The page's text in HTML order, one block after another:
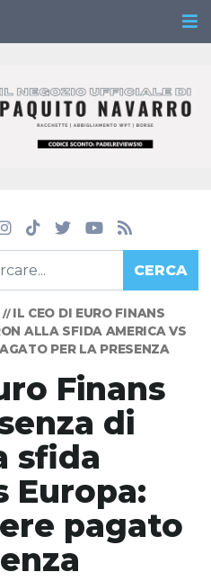
CERCA
// IL CEO DI EURO FINANS
ALLA SFIDA AMERICA VS
PER LA PRESENZA
Finans
di
sfida
Europa:
pagato